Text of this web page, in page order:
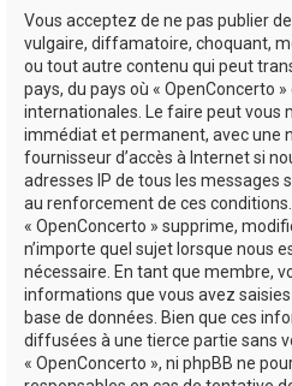
Vous acceptez de ne pas publier
vulgaire, diffamatoire, choquant,
ou tout autre contenu qui peut
pays, du pays où « OpenConcerto
internationales. Le faire peut vous
immédiat et permanent, avec une
fournisseur d’accès à Internet si
adresses IP de tous les messages
au renforcement de ces
« OpenConcerto » supprime,
n’importe quel sujet lorsque nous
nécessaire. En tant que membre,
informations que vous avez
base de données. Bien que ces
diffusées à une tierce partie sans
« OpenConcerto », ni phpBB ne